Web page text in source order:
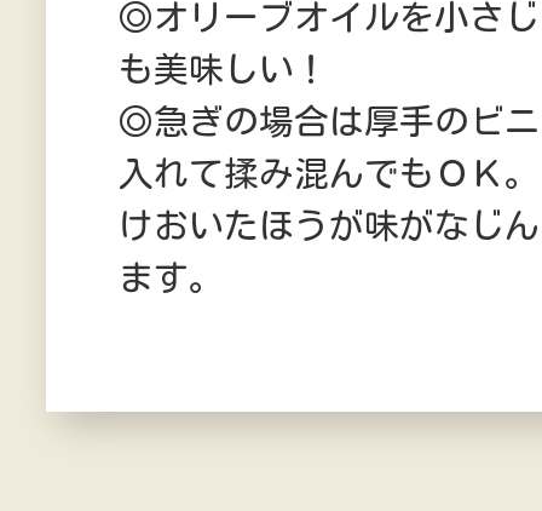
◎オリーブオイルを小さ
も美味しい！
◎急ぎの場合は厚手のビ
入れて揉み混んでもＯＫ
けおいたほうが味がなじ
ます。